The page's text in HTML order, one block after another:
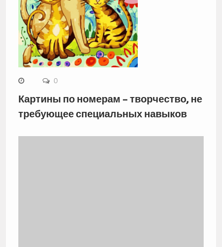
0
Картины по номерам – творчество, не
требующее специальных навыков